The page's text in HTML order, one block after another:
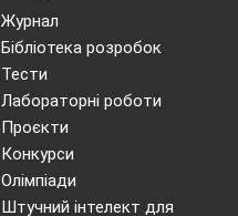
Журнал
Бібліотека розробок
Тести
Лабораторні роботи
Проєкти
Конкурси
Олімпіади
Штучний інтелект для